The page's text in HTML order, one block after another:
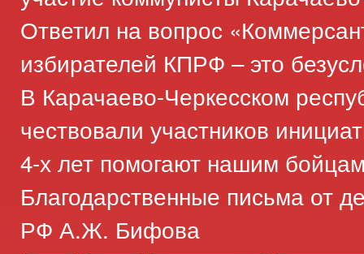
Ответил на вопрос
избирателей КПРФ – это
В Карачаево-Черкесском
чествовали участников
4-х лет помогают нашим
Благодарственные письма от
РФ А.Ж. Бифова